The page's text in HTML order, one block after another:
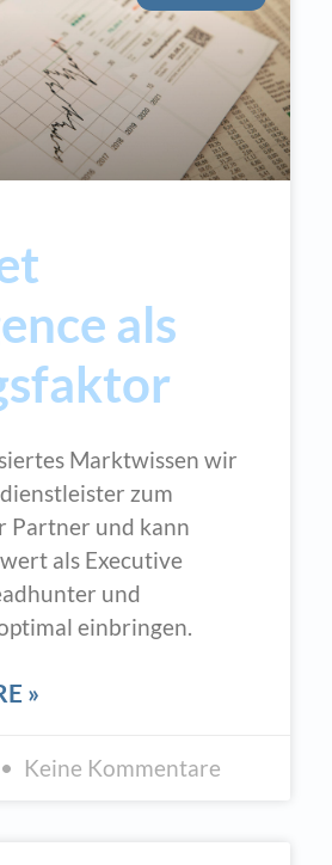
als
Marktwissen wir
zum
Partner und kann
als Executive
und
einbringen.
»
Keine Kommentare